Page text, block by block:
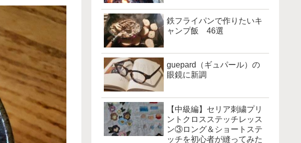
鉄フライパンで作りたいキ
ャンプ飯 46選
guepard（ギュパール）の
眼鏡に新調
【中級編】セリア刺繍プリ
ントクロスステッチレッス
ン③ロング＆ショートステ
ッチを初心者が縫ってみた